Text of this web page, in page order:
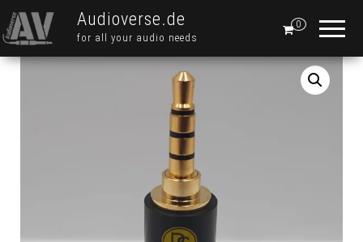
Audioverse.de
for all your audio needs
0